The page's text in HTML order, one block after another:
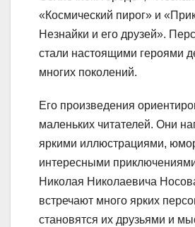
«Космический пирог» и
Незнайки и его друзей».
стали настоящими героями
многих поколений.
Его произведения
маленьких читателей. Они
яркими иллюстрациями,
интересными
Николая Николаевича
встречают много ярких
становятся их друзьями и